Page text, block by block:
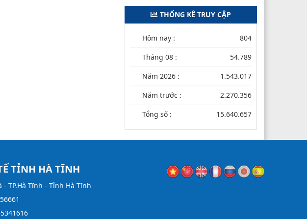
THỐNG KÊ TRUY CẬP
Hôm nay : 804
Tháng 08 : 54.789
Năm 2026 : 1.543.017
Năm trước : 2.270.356
Tổng số : 15.640.657
TỈNH HÀ TĨNH
- TP.Hà Tĩnh - Tỉnh Hà Tĩnh